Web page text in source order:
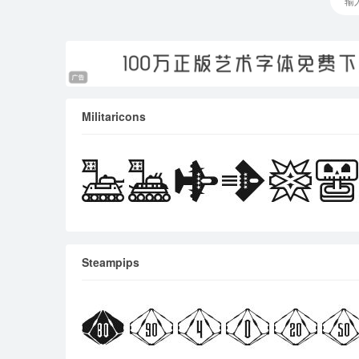
Militaricons
Steampips